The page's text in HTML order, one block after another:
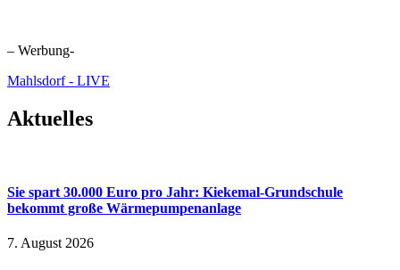
– Werbung-
Mahlsdorf - LIVE
Aktuelles
Sie spart 30.000 Euro pro Jahr: Kiekemal-Grundschule
bekommt große Wärmepumpenanlage
7. August 2026